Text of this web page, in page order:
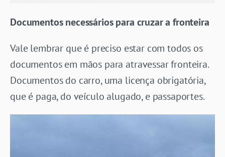
Documentos necessários para cruzar a fronteira
Vale lembrar que é preciso estar com todos os
documentos em mãos para atravessar fronteira.
Documentos do carro, uma licença obrigatória,
que é paga, do veículo alugado, e passaportes.